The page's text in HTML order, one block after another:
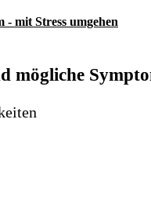
- mit Stress umgehen
mögliche